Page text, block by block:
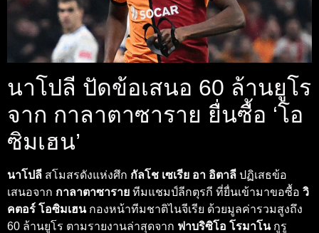
นาโปลี ปัดข้อเสนอ 60 ล้านยูโร
จาก กาลาตาซาราย ยื่นซื้อ ‘โอ
ซิมเฮน’
นาโปลี สโมสรดังแห่งศึก กัลโช เซเรีย อา อิตาลี ปฏิเสธข้อ
เสนอจาก กาลาตาซาราย ทีมแชมป์ลีกตุรกี ที่ยื่นเข้ามาขอซื้อ วิ
คตอร์ โอซิมเฮนกองหน้าทีมชาติไนจีเรีย ด้วยมูลค่ารวมสูงถึง
60 ล้านยูโร ตามรายงานล่าสุดจาก ฟาบริซิโอ โรมาโนกูรู